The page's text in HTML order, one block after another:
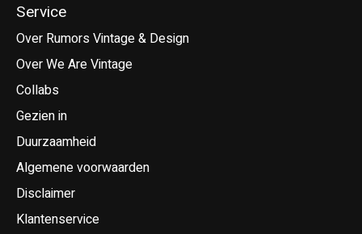
Service
Over Rumors Vintage & Design
Over We Are Vintage
Collabs
Gezien in
Duurzaamheid
Algemene voorwaarden
Disclaimer
Klantenservice